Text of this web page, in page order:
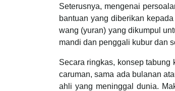
Seterusnya, mengenai
bantuan yang diberikan
wang (yuran) yang dikumpul
mandi dan penggali kubur dan
Secara ringkas, konsep
caruman, sama ada bulanan
ahli yang meninggal dunia.